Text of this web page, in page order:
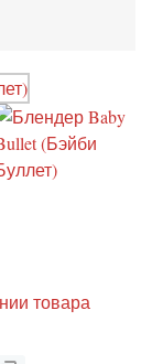
товара